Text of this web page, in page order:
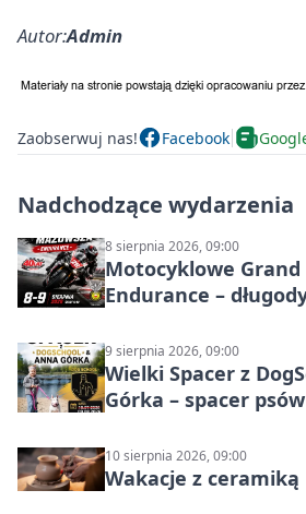
Autor:Admin
Zaobserwuj nas! Facebook
Nadchodzące wydarzenia
8 sierpnia 2026, 09:00
Motocyklowe Grand
Endurance –
9 sierpnia 2026, 09:00
Wielki Spacer z
Górka – spacer psów
10 sierpnia 2026, 09:00
Wakacje z ceramiką